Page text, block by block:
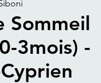
Sommeil
3mois) -